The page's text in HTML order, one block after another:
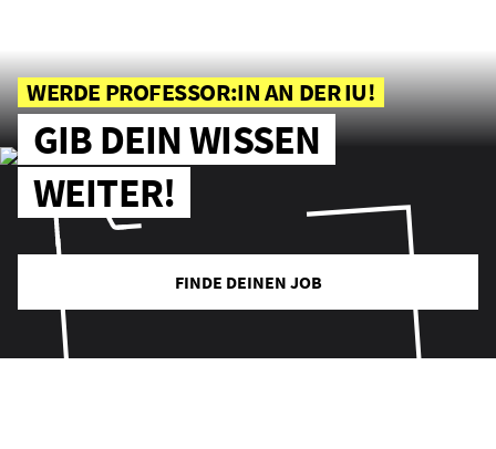
WERDE PROFESSOR:IN AN DER IU!
GIB DEIN WISSEN
WEITER!
FINDE DEINEN JOB